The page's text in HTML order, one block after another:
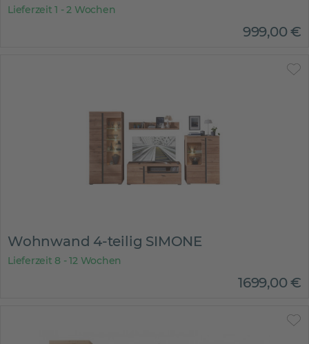
Lieferzeit 1 - 2 Wochen
999,00€
Wohnwand 4-teilig SIMONE
Lieferzeit 8 - 12 Wochen
1699,00€